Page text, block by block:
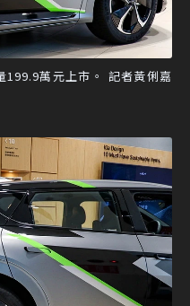
萬元上市。 記者黃俐嘉